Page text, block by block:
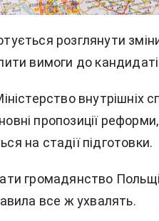
розглянути
вимоги до
внутрішніх
пропозиції
на стадії підготовки.
громадянство
все ж ухвалять.